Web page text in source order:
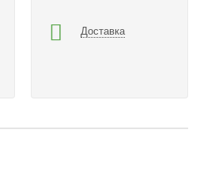
Доставка